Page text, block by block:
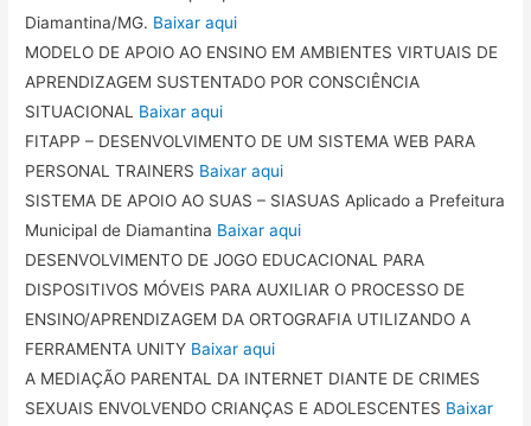
Diamantina/MG. Baixar aqui
MODELO DE APOIO AO ENSINO EM AMBIENTES VIRTUAIS DE
APRENDIZAGEM SUSTENTADO POR CONSCIÊNCIA
SITUACIONAL Baixar aqui
FITAPP – DESENVOLVIMENTO DE UM SISTEMA WEB PARA
PERSONAL TRAINERS Baixar aqui
SISTEMA DE APOIO AO SUAS – SIASUAS Aplicado a Prefeitura
Municipal de Diamantina Baixar aqui
DESENVOLVIMENTO DE JOGO EDUCACIONAL PARA
DISPOSITIVOS MÓVEIS PARA AUXILIAR O PROCESSO DE
ENSINO/APRENDIZAGEM DA ORTOGRAFIA UTILIZANDO A
FERRAMENTA UNITY Baixar aqui
A MEDIAÇÃO PARENTAL DA INTERNET DIANTE DE CRIMES
SEXUAIS ENVOLVENDO CRIANÇAS E ADOLESCENTES Baixar